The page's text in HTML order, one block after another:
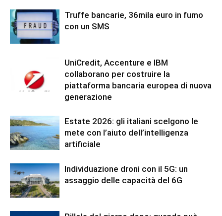
Truffe bancarie, 36mila euro in fumo
con un SMS
UniCredit, Accenture e IBM
collaborano per costruire la
piattaforma bancaria europea di nuova
generazione
Estate 2026: gli italiani scelgono le
mete con l’aiuto dell’intelligenza
artificiale
Individuazione droni con il 5G: un
assaggio delle capacità del 6G